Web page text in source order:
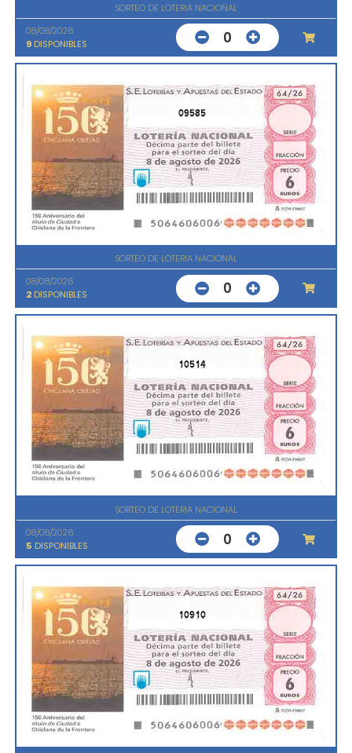
SORTEO DE LOTERIA NACIONAL
08/08/2026
9 DISPONIBLES 0
09585
SORTEO DE LOTERIA NACIONAL
08/08/2026
2 DISPONIBLES 0
10514
SORTEO DE LOTERIA NACIONAL
08/08/2026
5 DISPONIBLES 0
10910